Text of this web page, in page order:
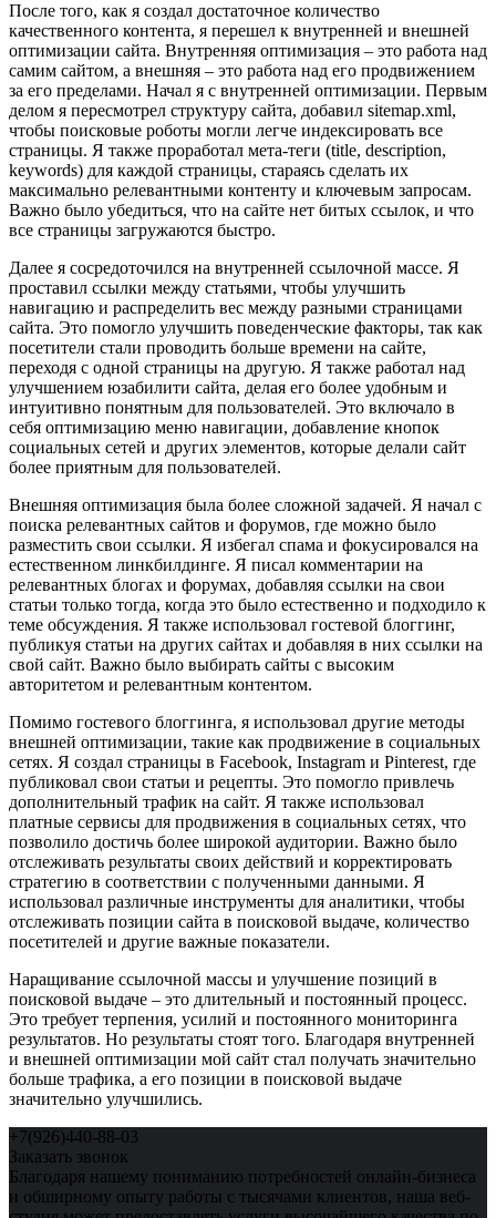
После того, как я создал достаточное количество
качественного контента, я перешел к внутренней и внешней
оптимизации сайта. Внутренняя оптимизация – это работа над
самим сайтом, а внешняя – это работа над его продвижением
за его пределами. Начал я с внутренней оптимизации. Первым
делом я пересмотрел структуру сайта, добавил sitemap.xml,
чтобы поисковые роботы могли легче индексировать все
страницы. Я также проработал мета-теги (title, description,
keywords) для каждой страницы, стараясь сделать их
максимально релевантными контенту и ключевым запросам.
Важно было убедиться, что на сайте нет битых ссылок, и что
все страницы загружаются быстро.
Далее я сосредоточился на внутренней ссылочной массе. Я
проставил ссылки между статьями, чтобы улучшить
навигацию и распределить вес между разными страницами
сайта. Это помогло улучшить поведенческие факторы, так как
посетители стали проводить больше времени на сайте,
переходя с одной страницы на другую. Я также работал над
улучшением юзабилити сайта, делая его более удобным и
интуитивно понятным для пользователей. Это включало в
себя оптимизацию меню навигации, добавление кнопок
социальных сетей и других элементов, которые делали сайт
более приятным для пользователей.
Внешняя оптимизация была более сложной задачей. Я начал с
поиска релевантных сайтов и форумов, где можно было
разместить свои ссылки. Я избегал спама и фокусировался на
естественном линкбилдинге. Я писал комментарии на
релевантных блогах и форумах, добавляя ссылки на свои
статьи только тогда, когда это было естественно и подходило к
теме обсуждения. Я также использовал гостевой блоггинг,
публикуя статьи на других сайтах и добавляя в них ссылки на
свой сайт. Важно было выбирать сайты с высоким
авторитетом и релевантным контентом.
Помимо гостевого блоггинга, я использовал другие методы
внешней оптимизации, такие как продвижение в социальных
сетях. Я создал страницы в Facebook, Instagram и Pinterest, где
публиковал свои статьи и рецепты. Это помогло привлечь
дополнительный трафик на сайт. Я также использовал
платные сервисы для продвижения в социальных сетях, что
позволило достичь более широкой аудитории. Важно было
отслеживать результаты своих действий и корректировать
стратегию в соответствии с полученными данными. Я
использовал различные инструменты для аналитики, чтобы
отслеживать позиции сайта в поисковой выдаче, количество
посетителей и другие важные показатели.
Наращивание ссылочной массы и улучшение позиций в
поисковой выдаче – это длительный и постоянный процесс.
Это требует терпения, усилий и постоянного мониторинга
результатов. Но результаты стоят того. Благодаря внутренней
и внешней оптимизации мой сайт стал получать значительно
больше трафика, а его позиции в поисковой выдаче
значительно улучшились.
+7(926)440-88-03
Заказать звонок
Благодаря нашему пониманию потребностей онлайн-бизнеса
и обширному опыту работы с тысячами клиентов, наша веб-